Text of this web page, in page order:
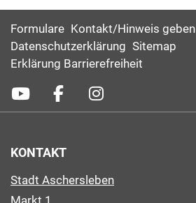
Formulare Kontakt/Hinweis geben
Datenschutzerklärung Sitemap
Erklärung Barrierefreiheit
KONTAKT
Stadt Aschersleben